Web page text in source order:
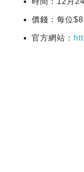
價錢：每位
官方網站：